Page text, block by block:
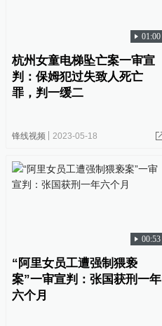
01:00
杭州女童电梯坠亡案一审宣
判：保姆犯过失致人死亡
罪，判一缓二
锋线视频 2023-05-18
00:53
“阿里女员工遭强制猥亵
案”一审宣判：张国获刑一年
六个月